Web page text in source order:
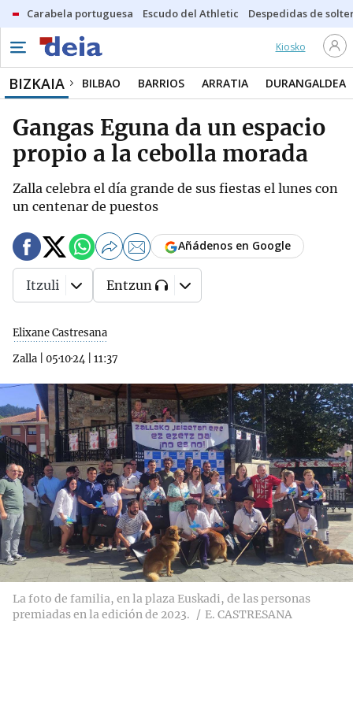
Carabela portuguesa Escudo del Athletic Despedidas de
Kiosko
BIZKAIA BILBAO BARRIOS ARRATIA DURANGALDEA
Gangas Eguna da un espacio
propio a la cebolla morada
Zalla celebra el día grande de sus fiestas el lunes con
un centenar de puestos
Elixane Castresana
Zalla
05·10·24 11:37
Añádenos en Google
Itzuli Entzun
La foto de familia, en la plaza Euskadi, de las personas
premiadas en la edición de 2023.
E. CASTRESANA